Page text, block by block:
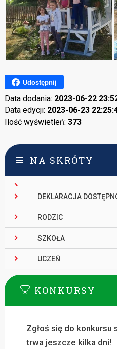
Udostępnij
Data dodania: 2023-06-22
Data edycji: 2023-06-23
Ilość wyświetleń: 373
NA SKRÓTY
DEKLARACJA
RODZIC
SZKOŁA
UCZEŃ
KONKURSY
Zgłoś się do konkursu
trwa jeszcze kilka dni!